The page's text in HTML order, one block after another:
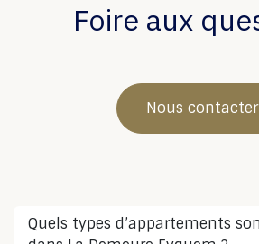
Foire aux
Nous contacter
Quels types d’appartements